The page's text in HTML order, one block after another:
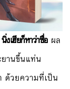
นิ่งเฮียก็หาว่าซื่อผล
านขึ้นแท่น
ด้วยความที่เป็น